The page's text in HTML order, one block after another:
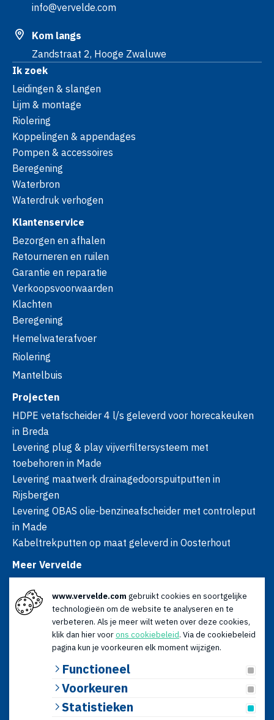
info@vervelde.com
Kom langs
Zandstraat 2, Hooge Zwaluwe
Ik zoek
Leidingen & slangen
Lijm & montage
Riolering
Koppelingen & appendages
Pompen & accessoires
Beregening
Waterbron
Waterdruk verhogen
Klantenservice
Bezorgen en afhalen
Retourneren en ruilen
Garantie en reparatie
Verkoopsvoorwaarden
Klachten
Beregening
Hemelwaterafvoer
Riolering
Mantelbuis
Projecten
HDPE vetafscheider 4 l/s geleverd voor horecakeuken
in Breda
Levering plug & play vijverfiltersysteem met
toebehoren in Made
Levering maatwerk drainagedoorspuitputten in
Rijsbergen
Levering OBAS olie-benzineafscheider met controleput
in Made
Kabeltrekputten op maat geleverd in Oosterhout
Meer Vervelde
Nieuws
Advies
Openingstijden
Ma t/m vr: 08:00 - 17:00
Za: 09:00 - 12:30
© 2026 Vervelde | KvK: 18120179 | BTW: NL009066196B01 |
Algemene voorwaarden|Privacyverklaring
www.vervelde.com gebruikt cookies en soortgelijke
technologieën om de website te analyseren en te
verbeteren. Als je meer wilt weten over deze cookies,
klik dan hier voorons cookiebeleid. Via de cookiebeleid
pagina kun je voorkeuren elk moment wijzigen.
Functioneel
Voorkeuren
Statistieken